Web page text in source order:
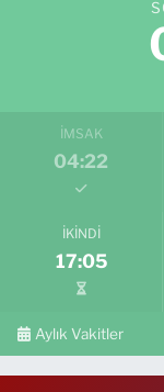
İMSAK
04:22
İKINDI
17:05
Aylık Vakitler